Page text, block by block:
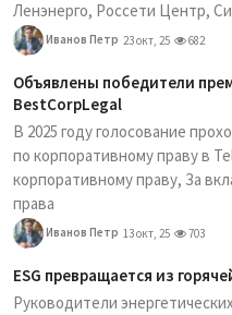
Ленэнерго, Россети Центр,
Иванов Петр 23 окт, 25 682
Объявлены победители
BestCorpLegal
В 2025 году голосование
по корпоративному праву в
корпоративному праву, За
права
Иванов Петр 13 окт, 25 703
ESG превращается из
Руководители